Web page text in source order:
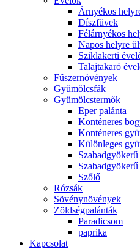
Árnyékos
Díszfüvek
Félárnyékos
Napos helyre
Sziklakerti
Talajtakaró
Fűszernövények
Gyümölcsfák
Gyümölcstermők
Eper palánta
Konténeres
Konténeres
Különleges
Szőlő
Rózsák
Sövénynövények
Zöldségpalánták
Paradicsom
paprika
Kapcsolat